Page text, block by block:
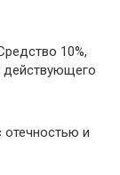
10%,
действующего
отечностью и